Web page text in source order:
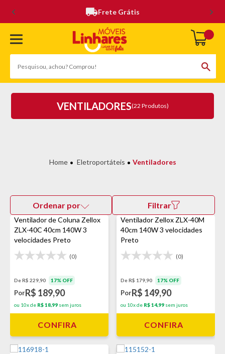
Frete Grátis
VENTILADORES(22 Produtos)
Eletroportáteis Ventiladores
Ordenar por Filtrar
Ventilador de Coluna Zellox
ZLX-40C 40cm 140W 3
velocidades Preto
(0)
De R$ 229,90 17% OFF
PorR$ 189,90
ou 10x de R$ 18,99 sem juros
CONFIRA
Ventilador Zellox ZLX-40M
40cm 140W 3 velocidades
Preto
(0)
De R$ 179,90 17% OFF
PorR$ 149,90
ou 10x de R$ 14,99 sem juros
CONFIRA